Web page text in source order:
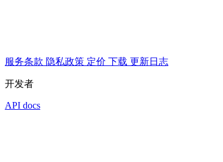
服务条款 隐私政策 定价 下载 更新日志
开发者
API docs